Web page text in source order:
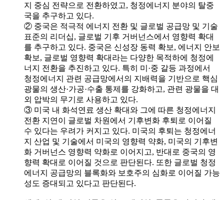
지 중심 전략으로 전환하였고, 청정에너지 분야의 탈중
국을 추구하고 있다.
② 중국은 적극적 에너지 전환 및 글로벌 공급망 및 기술
표준의 리더십, 글로벌 기후 거버넌스에서 영향력 확대
를 추구하고 있다. 중국은 신성장 동력 확보, 에너지 안보
확보, 글로벌 영향력 확대라는 다양한 목적하에 청정에
너지 전환을 추진하고 있다. 특히 미·중 갈등 과정에서
청정에너지 관련 공급망에서의 지배력을 기반으로 핵심
광물의 생산·가공·수출 통제를 강화하고, 관련 광물을 대
외 압박의 무기로 사용하고 있다.
③ 미국 내 화석연료 생산 확대와 그에 따른 청정에너지
전환 지연이 글로벌 차원에서 기후변화 후퇴로 이어질
수 있다는 우려가 커지고 있다. 미국의 후퇴는 청정에너
지 산업 및 기술에서 미국의 영향력 약화, 미국의 기후변
화 거버넌스 영향력 약화로 이어지고, 반대로 중국의 영
향력 확대로 이어질 것으로 판단된다. 또한 글로벌 청정
에너지 공급망의 블록화와 보호주의 심화로 이어질 가능
성도 증대되고 있다고 판단된다.